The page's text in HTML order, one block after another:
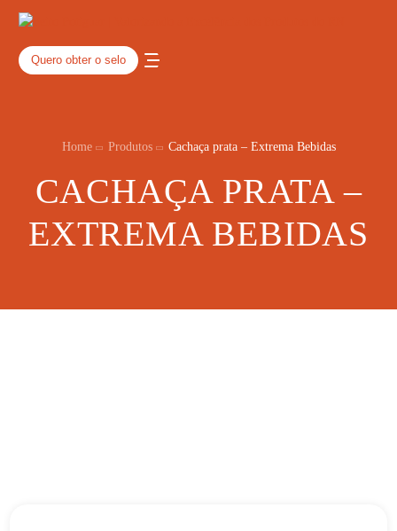
Quero obter o selo
Home Produtos Cachaça prata – Extrema Bebidas
CACHAÇA PRATA –
EXTREMA BEBIDAS